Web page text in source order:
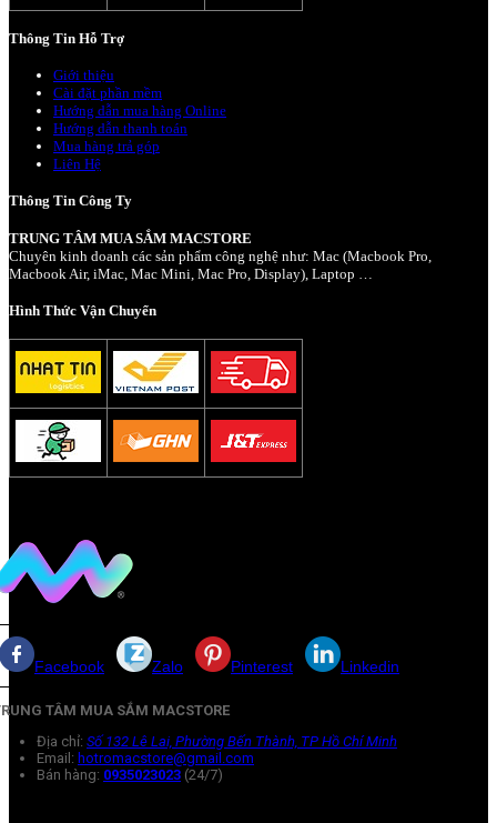
Thông Tin Hỗ Trợ
Giới thiệu
Cài đặt phần mềm
Hướng dẫn mua hàng Online
Hướng dẫn thanh toán
Mua hàng trả góp
Liên Hệ
Thông Tin Công Ty
TRUNG TÂM MUA SẮM MACSTORE
Chuyên kinh doanh các sản phẩm công nghệ như: Mac (Macbook Pro,
Macbook Air, iMac, Mac Mini, Mac Pro, Display), Laptop …
Hình Thức Vận Chuyển
Facebook Zalo Pinterest Linkedin
TÂM MUA SẮM MACSTORE
Địa chỉ: Số 132 Lê Lai, Phường Bến Thành, TP Hồ Chí Minh
Email: hotromacstore@gmail.com
Bán hàng: 0935023023 (24/7)